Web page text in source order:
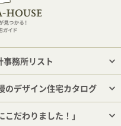
事務所リスト
のデザイン住宅カタログ
こだわりました！」